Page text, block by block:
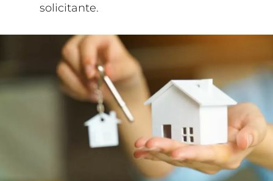
solicitante.